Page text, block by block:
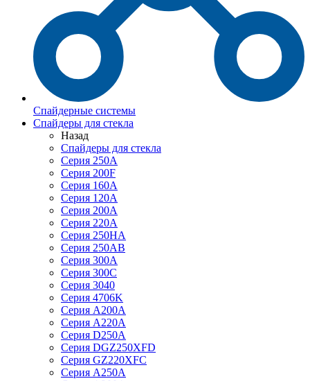
Спайдерные системы
Спайдеры для стекла
Назад
Спайдеры для стекла
Серия 250А
Серия 200F
Серия 160А
Серия 120A
Серия 200А
Серия 220А
Серия 250HA
Серия 250АB
Серия 300А
Серия 300С
Серия 3040
Серия 4706K
Серия A200A
Серия A220A
Серия D250A
Серия DGZ250XFD
Серия GZ220XFC
Серия А250А